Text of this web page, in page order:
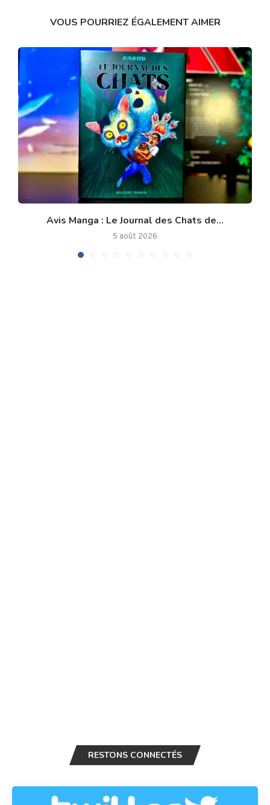
VOUS POURRIEZ ÉGALEMENT AIMER
Avis Manga : Le Journal des Chats de...
5 août 2026
RESTONS CONNECTÉS